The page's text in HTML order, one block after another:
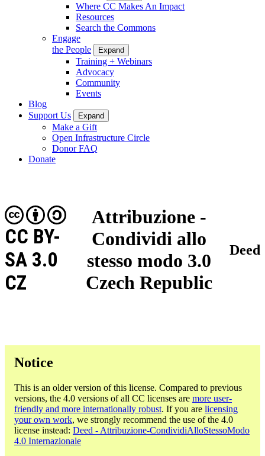
Where CC Makes An Impact
Resources
Search the Commons
Engage
the People
Expand
Training + Webinars
Advocacy
Community
Events
Blog
Support Us
Expand
Make a Gift
Open Infrastructure Circle
Donor FAQ
Donate
Attribuzione -
Condividi allo
stesso modo 3.0
Czech Republic
CC BY-
SA 3.0
CZ
Deed
Notice
This is an older version of this license. Compared to previous
versions, the 4.0 versions of all CC licenses are more user-
friendly and more internationally robust. If you are licensing
your own work, we strongly recommend the use of the 4.0
license instead: Deed - Attribuzione-CondividiAlloStessoModo
4.0 Internazionale